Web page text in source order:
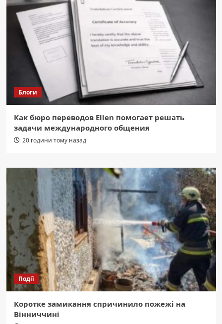
Блоги
Как бюро переводов Ellen помогает решать
задачи международного общения
20 години тому назад
Події
Коротке замикання спричинило пожежі на
Вінниччині